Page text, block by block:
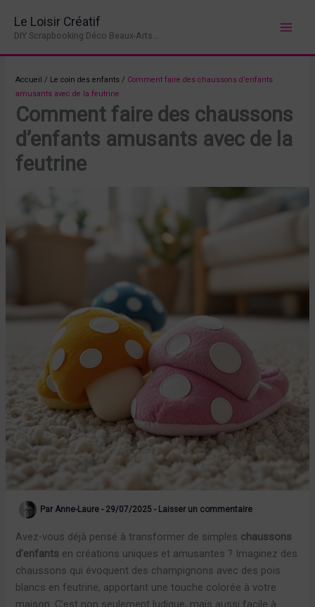
contenu
Le Loisir Créatif
DIY Scrapbooking Déco Beaux-Arts...
Accueil / Le coin des enfants / Comment faire des chaussons d’enfants
amusants avec de la feutrine
Comment faire des chaussons
d’enfants amusants avec de la
feutrine
Par Anne-Laure- 29/07/2025- Laisser un commentaire
Avez-vous déjà pensé à transformer de simples chaussons
d’enfants en créations uniques et amusantes ? Imaginez des
chaussons qui évoquent des champignons avec des pois
blancs en feutrine, apportant une touche colorée à votre
maison. C’est non seulement ludique, mais aussi facile à